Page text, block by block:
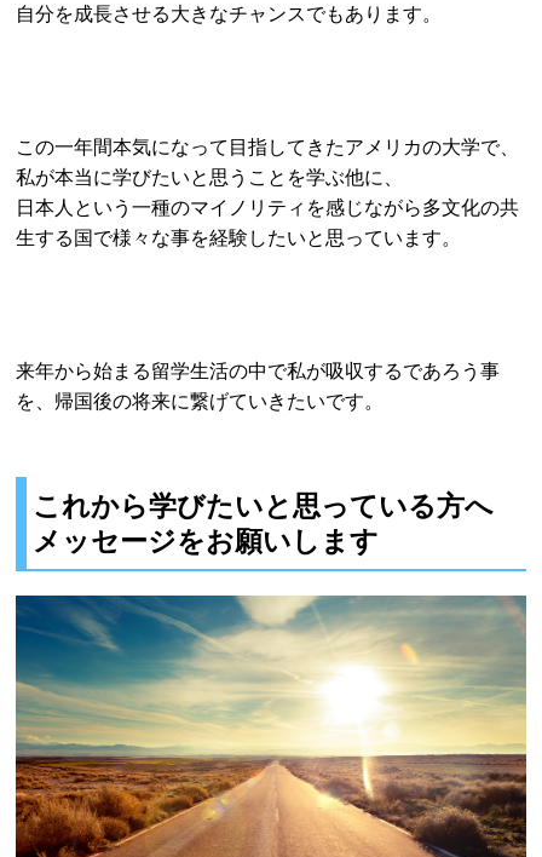
自分を成長させる大きなチャンスでもあります。
この一年間本気になって目指してきたアメリカの大学で、
私が本当に学びたいと思うことを学ぶ他に、
日本人という一種のマイノリティを感じながら多文化の共
生する国で様々な事を経験したいと思っています。
来年から始まる留学生活の中で私が吸収するであろう事
を、帰国後の将来に繋げていきたいです。
これから学びたいと思っている方へ
メッセージをお願いします